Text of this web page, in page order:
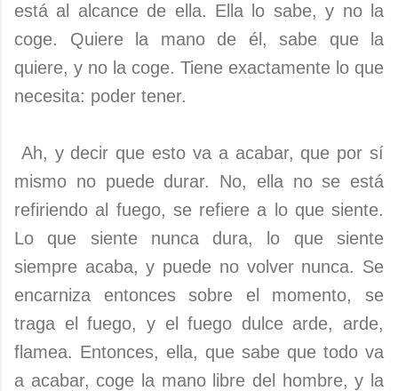
está al alcance de ella. Ella lo sabe, y no la
coge. Quiere la mano de él, sabe que la
quiere, y no la coge. Tiene exactamente lo que
necesita: poder tener.
Ah, y decir que esto va a acabar, que por sí
mismo no puede durar. No, ella no se está
refiriendo al fuego, se refiere a lo que siente.
Lo que siente nunca dura, lo que siente
siempre acaba, y puede no volver nunca. Se
encarniza entonces sobre el momento, se
traga el fuego, y el fuego dulce arde, arde,
flamea. Entonces, ella, que sabe que todo va
a acabar, coge la mano libre del hom­bre, y la